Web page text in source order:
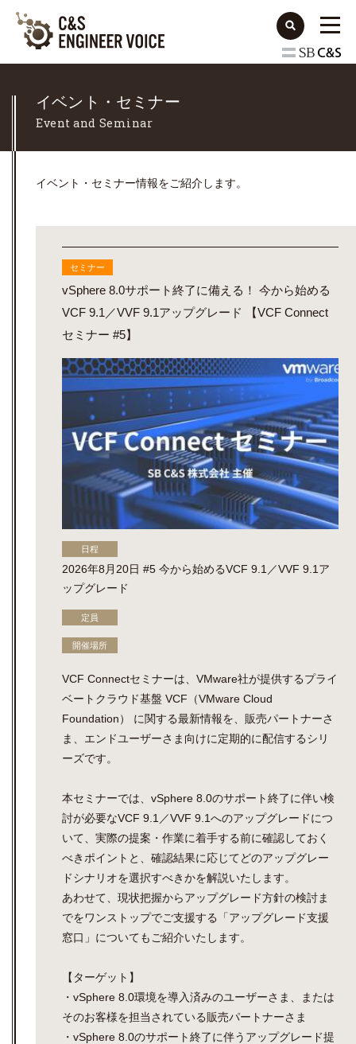
イベント・セミナー
Event and Seminar
イベント・セミナー情報をご紹介します。
セミナー
vSphere 8.0サポート終了に備える！ 今から始める
VCF 9.1／VVF 9.1アップグレード 【VCF Connect
セミナー #5】
日程
2026年8月20日 #5 今から始めるVCF 9.1／VVF 9.1ア
ップグレード
定員
開催場所
VCF Connectセミナーは、VMware社が提供するプライ
ベートクラウド基盤 VCF（VMware Cloud
Foundation） に関する最新情報を、販売パートナーさ
ま、エンドユーザーさま向けに定期的に配信するシリ
ーズです。
本セミナーでは、vSphere 8.0のサポート終了に伴い検
討が必要なVCF 9.1／VVF 9.1へのアップグレードにつ
いて、実際の提案・作業に着手する前に確認しておく
べきポイントと、確認結果に応じてどのアップグレー
ドシナリオを選択すべきかを解説いたします。
あわせて、現状把握からアップグレード方針の検討ま
でをワンストップでご支援する「アップグレード支援
窓口」についてもご紹介いたします。
【ターゲット】
・vSphere 8.0環境を導入済みのユーザーさま、または
そのお客様を担当されている販売パートナーさま
・vSphere 8.0のサポート終了に伴うアップグレード提